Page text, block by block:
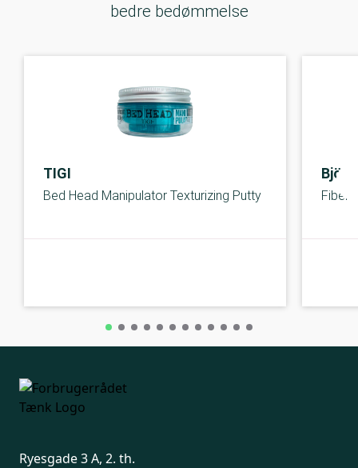
bedre bedømmelse
TIGI
Bed Head Manipulator Texturizing Putty Fiber
Ryesgade 3 A, 2. th.